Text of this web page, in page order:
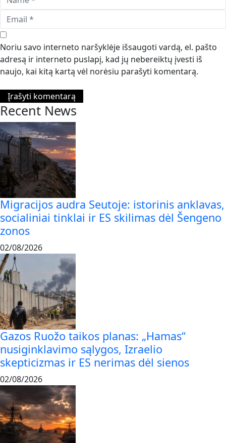
Noriu savo interneto naršyklėje išsaugoti vardą, el. pašto
adresą ir interneto puslapį, kad jų nebereiktų įvesti iš
naujo, kai kitą kartą vėl norėsiu parašyti komentarą.
Recent News
Migracijos audra Seutoje: istorinis anklavas,
socialiniai tinklai ir ES skilimas dėl Šengeno
zonos
02/08/2026
Gazos Ruožo taikos planas: „Hamas“
nusiginklavimo sąlygos, Izraelio
skepticizmas ir ES nerimas dėl sienos
02/08/2026